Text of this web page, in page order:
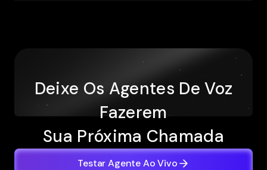
Deixe Os Agentes De Voz
Fazerem
Sua Próxima Chamada
Testar Agente Ao Vivo